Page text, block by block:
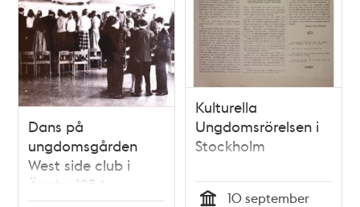
Dans på
ungdomsgården
West side club i
Ängby 1954
Kulturella
Ungdomsrörelsen i
Stockholm
10 september